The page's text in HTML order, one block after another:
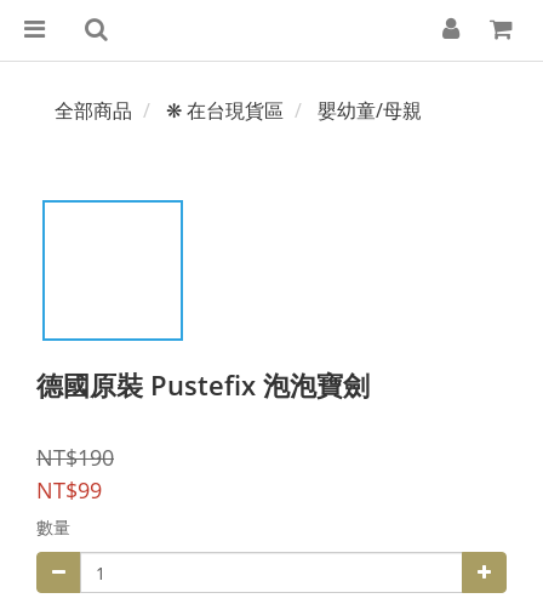
全部商品 ❋ 在台現貨區 嬰幼童/母親
德國原裝 Pustefix 泡泡寶劍
NT$190
NT$99
數量